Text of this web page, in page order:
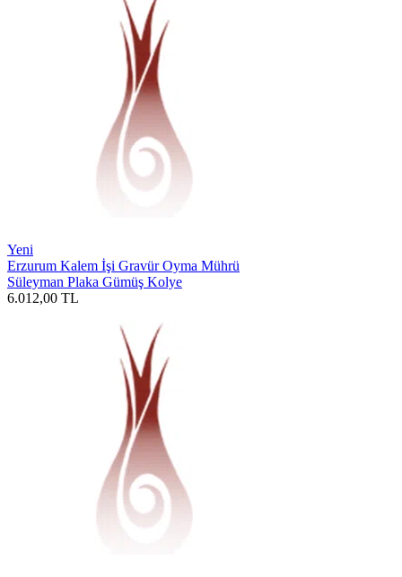
Yeni
Erzurum Kalem İşi Gravür Oyma Mührü
Süleyman Plaka Gümüş Kolye
6.012,00 TL